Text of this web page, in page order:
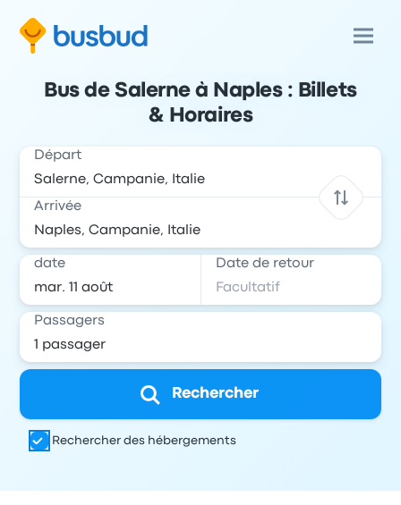
Bus de Salerne à Naples : Billets
& Horaires
Départ
Arrivée
date Date de retour
Passagers
Rechercher
Rechercher des hébergements